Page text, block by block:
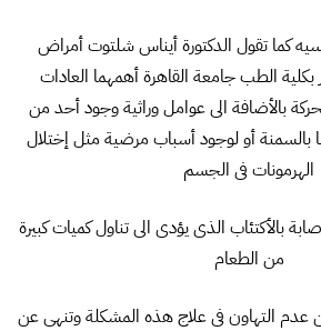
رئيسيه كما تقول الدكتورة أيناس شلتوت أمراض
بكلية الطب جامعة القاهرة أهمهما العادات
بالأضافة الى عوامل وراثية وجود أحد من
بالسمنة أو لوجود أسباب مرضية مثل إختلال
الهرمونات فى الجسم
بالأكتئاب الذى يؤدى الى تناول كميات كبيرة
من الطعام
عدم التهاون فى علاج هذه المشكلة وتنهى عن